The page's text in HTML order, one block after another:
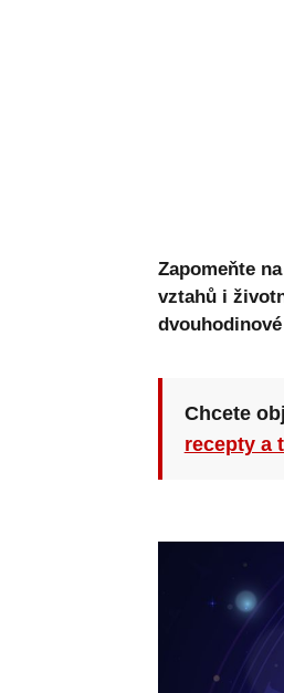
Zapomeňte
vztahů i
Chcete
recepty a